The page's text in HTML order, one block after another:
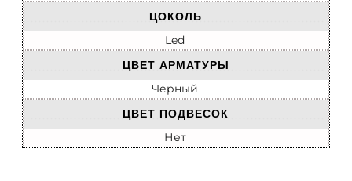
ЦОКОЛЬ
Led
ЦВЕТ АРМАТУРЫ
Черный
ЦВЕТ ПОДВЕСОК
Нет